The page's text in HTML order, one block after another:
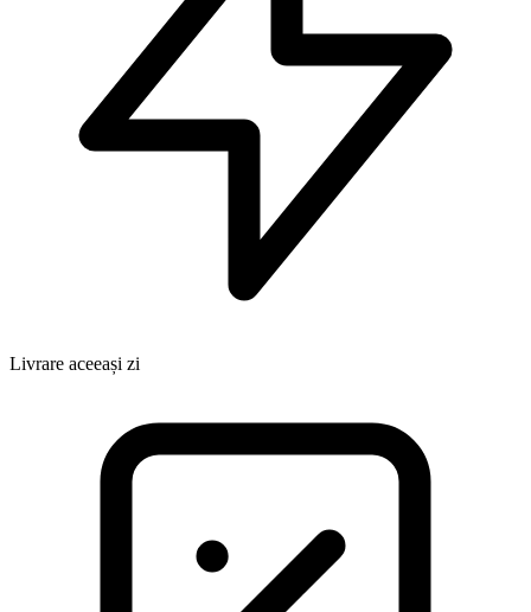
Livrare aceeași zi